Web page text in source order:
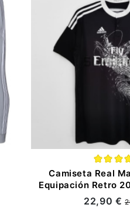
Camiseta Real
Equipación Retro
22,90 €